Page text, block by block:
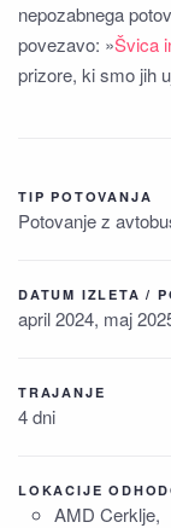
nepozabnega
povezavo: »Švica
prizore, ki smo jih
TIP POTOVANJA
Potovanje z
DATUM IZLETA /
april 2024, maj
TRAJANJE
4 dni
LOKACIJE
AMD Cerklje,